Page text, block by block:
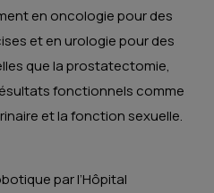
en oncologie pour des
et en urologie pour des
que la prostatectomie,
fonctionnels comme
et la fonction sexuelle.
par l’Hôpital